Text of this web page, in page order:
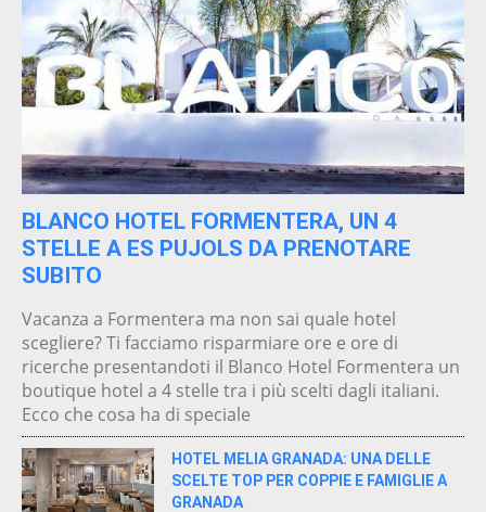
BLANCO HOTEL FORMENTERA, UN 4
STELLE A ES PUJOLS DA PRENOTARE
SUBITO
Vacanza a Formentera ma non sai quale hotel
scegliere? Ti facciamo risparmiare ore e ore di
ricerche presentandoti il Blanco Hotel Formentera un
boutique hotel a 4 stelle tra i più scelti dagli italiani.
Ecco che cosa ha di speciale
HOTEL MELIA GRANADA: UNA DELLE
SCELTE TOP PER COPPIE E FAMIGLIE A
GRANADA